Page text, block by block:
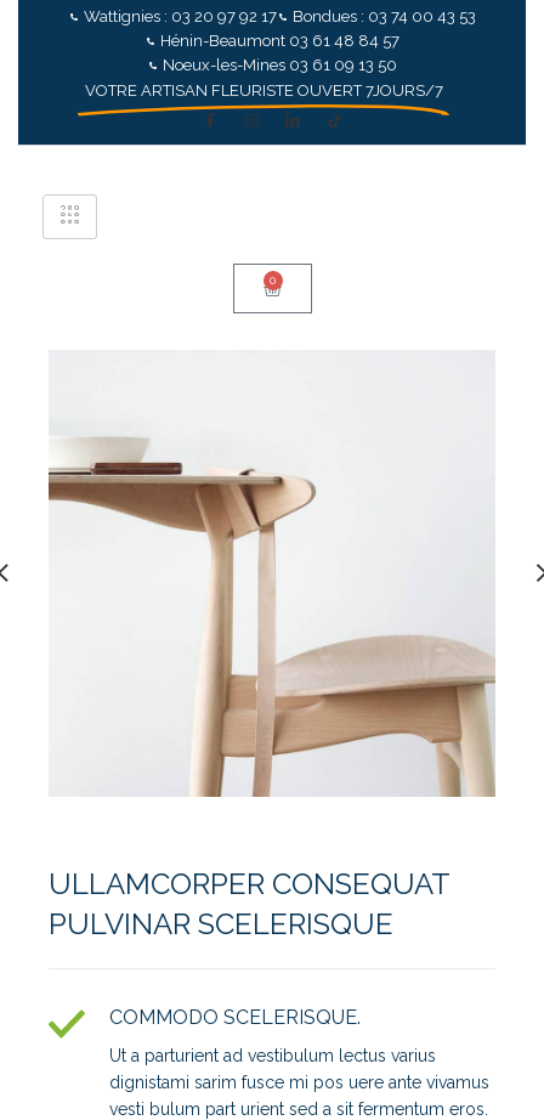
Wattignies : 03 20 97 92 17
Bondues : 03 74 00 43 53
Hénin-Beaumont 03 61 48 84 57
Noeux-les-Mines 03 61 09 13 50
VOTRE ARTISAN FLEURISTE OUVERT 7JOURS/7
0
ULLAMCORPER CONSEQUAT
PULVINAR SCELERISQUE
COMMODO SCELERISQUE.
Ut a parturient ad vestibulum lectus varius
dignistami sarim fusce mi pos uere ante vivamus
vesti bulum part urient sed a sit fermentum eros.